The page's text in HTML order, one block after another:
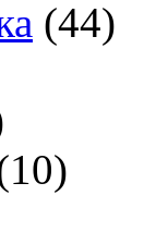
(44)